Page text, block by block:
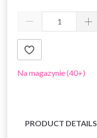
Na magazynie (40+)
PRODUCT DETAILS